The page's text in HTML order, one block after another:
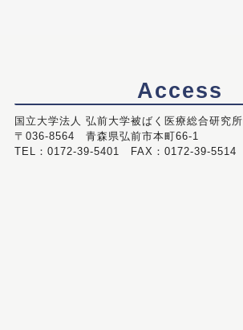
Access
国立大学法人 弘前大学被ばく医療総合研究所
〒036-8564 青森県弘前市本町66-1
TEL：0172-39-5401 FAX：0172-39-5514